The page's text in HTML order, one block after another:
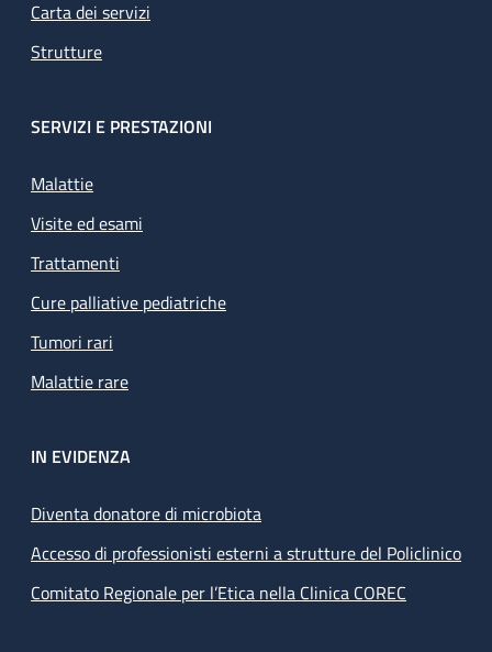
Carta dei servizi
Strutture
SERVIZI E PRESTAZIONI
Malattie
Visite ed esami
Trattamenti
Cure palliative pediatriche
Tumori rari
Malattie rare
IN EVIDENZA
Diventa donatore di microbiota
Accesso di professionisti esterni a strutture del Policlinico
Comitato Regionale per l’Etica nella Clinica COREC